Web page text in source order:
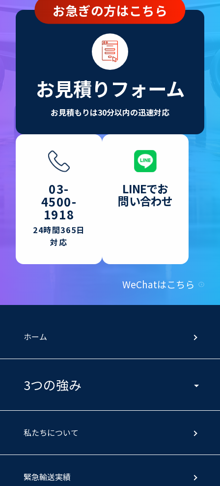
お急ぎの方はこちら
お見積りフォーム
お見積もりは30分以内の迅速対応
03-
4500-
1918
24時間365日
対応
LINEでお
問い合わせ
WeChatはこちら
ホーム
3つの強み
私たちについて
緊急輸送実績